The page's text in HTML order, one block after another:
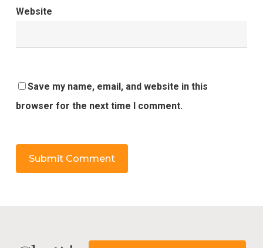
Website
Save my name, email, and website in this
browser for the next time I comment.